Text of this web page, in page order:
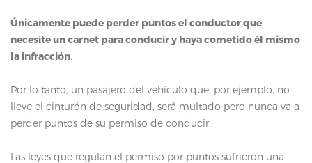
Únicamente puede perder puntos el conductor que
necesite un carnet para conducir y haya cometido él mismo
la infracción.
Por lo tanto, un pasajero del vehículo que, por ejemplo, no
lleve el cinturón de seguridad, será multado pero nunca va a
perder puntos de su permiso de conducir.
Las leyes que regulan el permiso por puntos sufrieron una